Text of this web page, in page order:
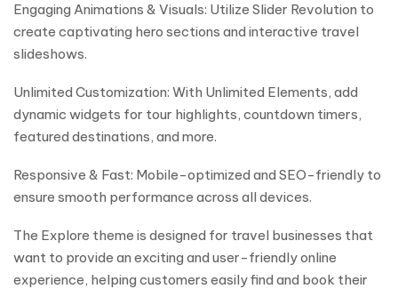
Engaging Animations & Visuals: Utilize Slider Revolution to
create captivating hero sections and interactive travel
slideshows.
Unlimited Customization: With Unlimited Elements, add
dynamic widgets for tour highlights, countdown timers,
featured destinations, and more.
Responsive & Fast: Mobile-optimized and SEO-friendly to
ensure smooth performance across all devices.
The Explore theme is designed for travel businesses that
want to provide an exciting and user-friendly online
experience, helping customers easily find and book their